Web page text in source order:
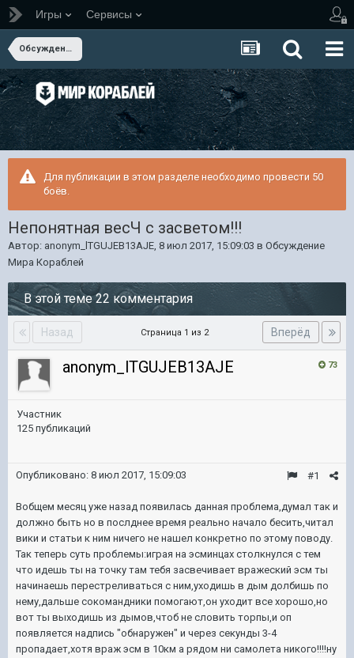
Игры Сервисы
Обсуждение Мира Кораблей
Для публикации в этом разделе необходимо провести 50
боёв.
Непонятная весЧ с засветом!!!
Автор: anonym_lTGUJEB13AJE, 8 июл 2017, 15:09:03 в Обсуждение
Мира Кораблей
В этой теме 22 комментария
Назад Вперёд
Страница 1 из 2
73
anonym_lTGUJEB13AJE
Участник
125 публикаций
#1
Опубликовано: 8 июл 2017, 15:09:03
Вобщем месяц уже назад появилась данная проблема,думал так и
должно быть но в послднее время реально начало бесить,читал
вики и статьи к ним ничего не нашел конкретно по этому поводу.
Так теперь суть проблемы:играя на эсминцах столкнулся с тем
что идешь ты на точку там тебя засвечивает вражеский эсм ты
начинаешь перестреливаться с ним,уходишь в дым долбишь по
нему,дальше сокомандники помогают,он уходит все хорошо,но
вот ты выходишь из дымов,чтоб не словить торпы,и оп
появляется надпись "обнаружен" и через секунды 3-4
пропадает,хотя враж эсм в 10км а рядом ни самолета никого!!!!ну